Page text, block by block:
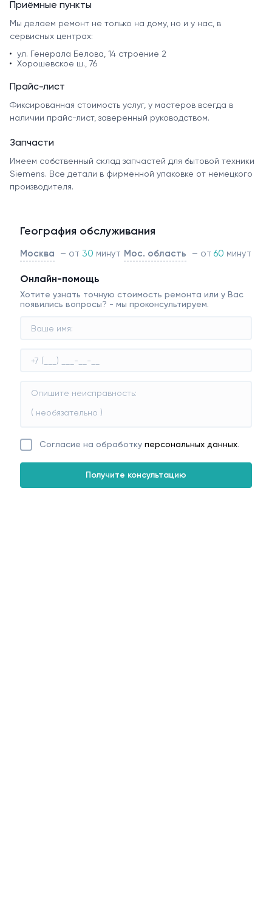
Приёмные пункты
Мы делаем ремонт не только на дому, но и у нас, в
сервисных центрах:
ул. Генерала Белова, 14 строение 2
Хорошевское ш., 76
Прайс-лист
Фиксированная стоимость услуг, у мастеров всегда в
наличии прайс-лист, заверенный руководством.
Запчасти
Имеем собственный склад запчастей для бытовой техники
Siemens. Все детали в фирменной упаковке от немецкого
производителя.
География обслуживания
Москва – от 30 минут Мос. область – от 60 минут
Онлайн-помощь
Хотите узнать точную стоимость ремонта или у Вас
появились вопросы? - мы проконсультируем.
Согласие на обработку персональных данных.